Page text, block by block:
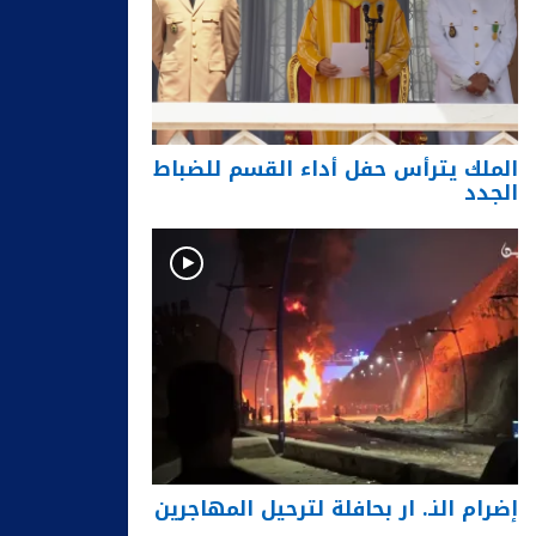
الملك يترأس حفل أداء القسم للضباط
الجدد
إضرام النـ. ار بحافلة لترحيل المهاجرين